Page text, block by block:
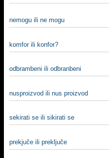
nemogu ili ne mogu
komfor ili konfor?
odbrambeni ili odbranbeni
nusproizvod ili nus proizvod
sekirati se ili sikirati se
prekjuče ili preključe